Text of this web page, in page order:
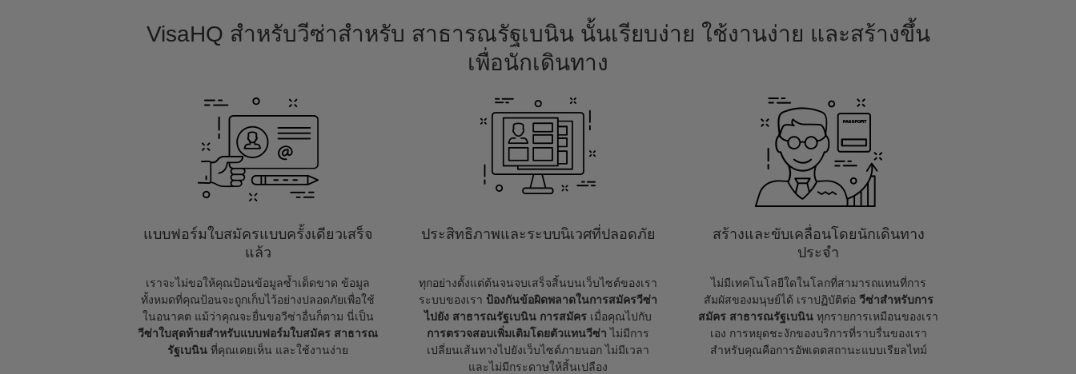
VisaHQ สำหรับวีซ่าสำหรับ สาธารณรัฐเบนิน นั้นเรียบง่าย ใช้งานง่าย และสร้างขึ้น
เพื่อนักเดินทาง
แบบฟอร์มใบสมัครแบบครั้งเดียวเสร็จ
แล้ว
เราจะไม่ขอให้คุณป้อนข้อมูลซ้ำเด็ดขาด ข้อมูล
ทั้งหมดที่คุณป้อนจะถูกเก็บไว้อย่างปลอดภัยเพื่อใช้
ในอนาคต แม้ว่าคุณจะยื่นขอวีซ่าอื่นก็ตาม นี่เป็น
วีซ่าใบสุดท้ายสำหรับแบบฟอร์มใบสมัคร สาธารณ
รัฐเบนิน ที่คุณเคยเห็น และใช้งานง่าย
ประสิทธิภาพและระบบนิเวศที่ปลอดภัย
ทุกอย่างตั้งแต่ต้นจนจบเสร็จสิ้นบนเว็บไซต์ของเรา
ระบบของเรา ป้องกันข้อผิดพลาดในการสมัครวีซ่า
ไปยัง สาธารณรัฐเบนิน การสมัคร เมื่อคุณไปกับ
การตรวจสอบเพิ่มเติมโดยตัวแทนวีซ่า ไม่มีการ
เปลี่ยนเส้นทางไปยังเว็บไซต์ภายนอก ไม่มีเวลา
และไม่มีกระดาษให้สิ้นเปลือง
สร้างและขับเคลื่อนโดยนักเดินทาง
ประจำ
ไม่มีเทคโนโลยีใดในโลกที่สามารถแทนที่การ
สัมผัสของมนุษย์ได้ เราปฏิบัติต่อ วีซ่าสำหรับการ
สมัคร สาธารณรัฐเบนิน ทุกรายการเหมือนของเรา
เอง การหยุดชะงักของบริการที่ราบรื่นของเรา
สำหรับคุณคือการอัพเดตสถานะแบบเรียลไทม์